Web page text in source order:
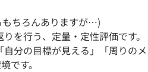
もちろんありますが…)
を行う、定量・定性評価です。
分の目標が見える」「周りのメ
です。